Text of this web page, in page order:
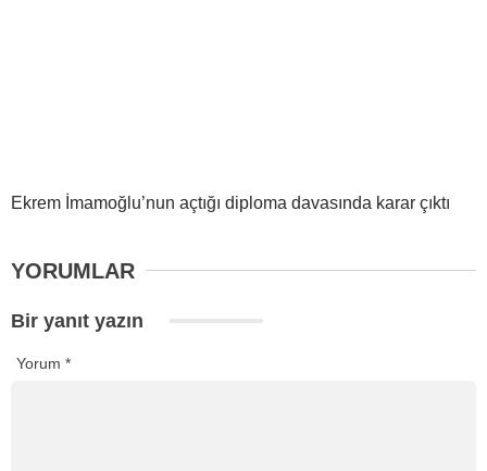
Ekrem İmamoğlu’nun açtığı diploma davasında karar çıktı
YORUMLAR
Bir yanıt yazın
Yorum *